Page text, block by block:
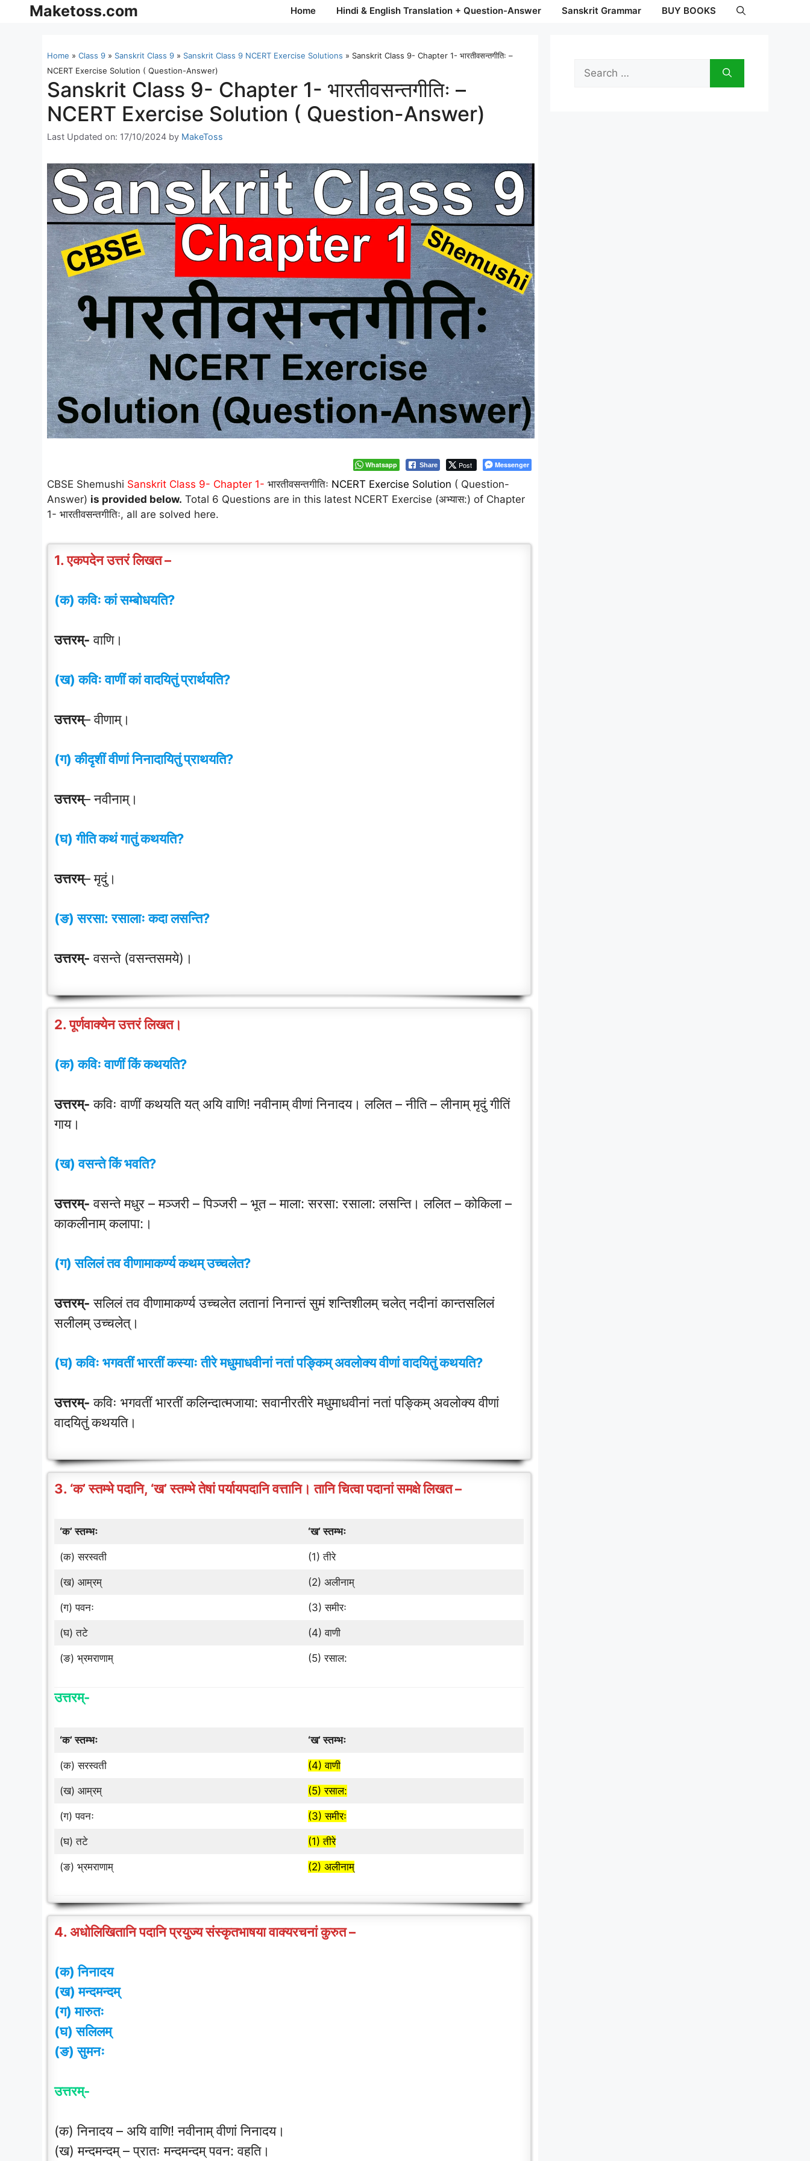
Maketoss.com Home Hindi & English Translation + Question-Answer Sanskrit Grammar BUY BOOKS
Home » Class 9» Sanskrit Class 9» Sanskrit Class 9 NCERT Exercise Solutions » Sanskrit Class 9- Chapter 1- भारतीवसन्तगीतिः –
NCERT Exercise Solution ( Question-Answer)
Sanskrit Class 9- Chapter 1- भारतीवसन्तगीतिः –
NCERT Exercise Solution ( Question-Answer)
Last Updated on: 17/10/2024 by MakeToss
Whatsapp Share Post Messenger
CBSE Shemushi Sanskrit Class 9- Chapter 1- भारतीवसन्तगीतिः NCERT Exercise Solution ( Question-
Answer) is provided below. Total 6 Questions are in this latest NCERT Exercise (अभ्यास:) of Chapter
1- भारतीवसन्तगीतिः, all are solved here.
1. एकपदेन उत्तरं लिखत –
(क) कविः कां सम्बोधयति?
उत्तरम्- वाणि।
(ख) कविः वाणीं कां वादयितुं प्रार्थयति?
उत्तरम्– वीणाम्।
(ग) कीदृशीं वीणां निनादायितुं प्राथयति?
उत्तरम्– नवीनाम्।
(घ) गीति कथं गातुं कथयति?
उत्तरम्– मृदुं।
(ङ) सरसा: रसालाः कदा लसन्ति?
उत्तरम्- वसन्ते (वसन्तसमये)।
2. पूर्णवाक्येन उत्तरं लिखत।
(क) कविः वाणीं किं कथयति?
उत्तरम्- कविः वाणीं कथयति यत् अयि वाणि! नवीनाम् वीणां निनादय। ललित – नीति – लीनाम् मृदुं गीतिं
गाय।
(ख) वसन्ते किं भवति?
उत्तरम्- वसन्ते मधुर – मञ्जरी – पिञ्जरी – भूत – माला: सरसा: रसाला: लसन्ति। ललित – कोकिला –
काकलीनाम् कलापा:।
(ग) सलिलं तव वीणामाकर्ण्य कथम् उच्चलेत?
उत्तरम्- सलिलं तव वीणामाकर्ण्य उच्चलेत लतानां निनान्तं सुमं शन्तिशीलम् चलेत् नदीनां कान्तसलिलं
सलीलम् उच्चलेत्।
(घ) कविः भगवतीं भारतीं कस्याः तीरे मधुमाधवीनां नतां पङ्किम् अवलोक्य वीणां वादयितुं कथयति?
उत्तरम्- कविः भगवतीं भारतीं कलिन्दात्मजाया: सवानीरतीरे मधुमाधवीनां नतां पङ्किम् अवलोक्य वीणां
वादयितुं कथयति।
3. ‘क’ स्तम्भे पदानि, ‘ख’ स्तम्भे तेषां पर्यायपदानि वत्तानि। तानि चित्वा पदानां समक्षे लिखत –
‘क’ स्तम्भः ‘ख’ स्तम्भः
(क) सरस्वती (1) तीरे
(ख) आम्रम् (2) अलीनाम्
(ग) पवनः (3) समीरः
(घ) तटे (4) वाणी
(ङ) भ्रमराणाम् (5) रसाल:
उत्तरम्-
‘क’ स्तम्भः ‘ख’ स्तम्भः
(क) सरस्वती (4) वाणी
(ख) आम्रम् (5) रसाल:
(ग) पवनः (3) समीरः
(घ) तटे (1) तीरे
(ङ) भ्रमराणाम् (2) अलीनाम्
4. अधोलिखितानि पदानि प्रयुज्य संस्कृतभाषया वाक्यरचनां कुरुत –
(क) निनादय
(ख) मन्दमन्दम्
(ग) मारुतः
(घ) सलिलम्
(ङ) सुमनः
उत्तरम्-
(क) निनादय – अयि वाणि! नवीनाम् वीणां निनादय।
(ख) मन्दमन्दम् – प्रातः मन्दमन्दम् पवन: वहति।
Search
for: